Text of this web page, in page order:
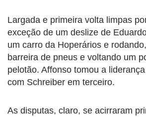
Largada e primeira volta limpas
exceção de um deslize de
um carro da Hoperários e
barreira de pneus e voltando um
pelotão. Affonso tomou a
com Schreiber em terceiro.
As disputas, claro, se acirraram